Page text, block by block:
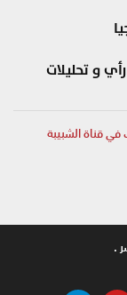
و تحليلات
في قناة الشبيبة
.